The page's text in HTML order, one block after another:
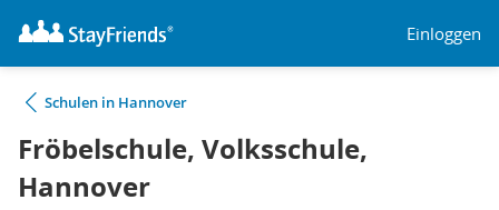
Einloggen
Schulen in Hannover
Fröbelschule, Volksschule,
Hannover